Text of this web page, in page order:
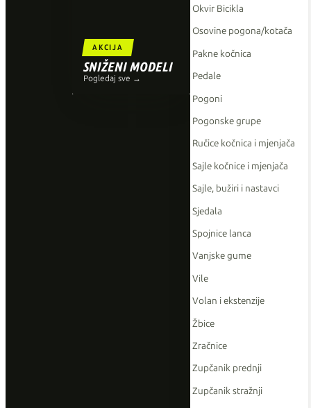
AKCIJA
SNIŽENI MODELI
Pogledaj sve →
Okvir Bicikla
Osovine pogona/kotača
Pakne kočnica
Pedale
Pogoni
Pogonske grupe
Ručice kočnica i mjenjača
Sajle kočnice i mjenjača
Sajle, bužiri i nastavci
Sjedala
Spojnice lanca
Vanjske gume
Vile
Volan i ekstenzije
Žbice
Zračnice
Zupčanik prednji
Zupčanik stražnji